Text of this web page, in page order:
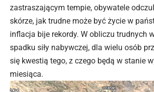
zastraszającym tempie, obywatele
skórze, jak trudne może być życie w
inflacja bije rekordy. W obliczu trudnych
spadku siły nabywczej, dla wielu osób
się kwestią tego, z czego będą w stanie
miesiąca.